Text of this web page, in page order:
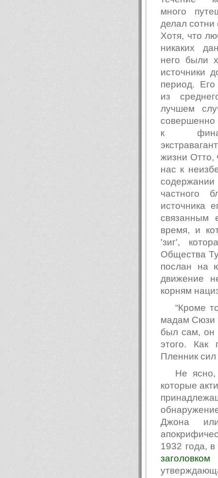
много
делал
Хотя, что
никаких
него были
источники
период.
из
лучшем
к
жизни Отто,
нас к
частного
источника
связанным
время, и
'зиг',
Общества
послан на
движение
корням
“Кроме
мадам Сюзи
был сам, он
этого. Как
Пленник
Не
которые
Джона
1932 года,